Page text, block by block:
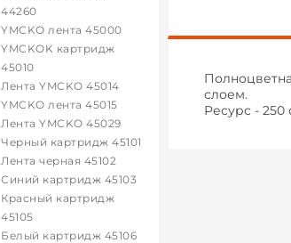
44260
YMCKO лента 45000
YMCKOK картридж
45010
Лента YMCKO 45014
YMCKO лента 45015
Лента YMCKO 45029
Черный картридж 45101
Лента черная 45102
Синий картридж 45103
Красный картридж
45105
Белый картридж 45106
слоем.
Ресурс - 250